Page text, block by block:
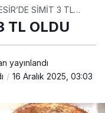
SİMİT 3 TL
TL OLDU
yayınlandı
16 Aralık 2025, 03:03